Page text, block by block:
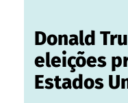
Donald
eleições
Estados